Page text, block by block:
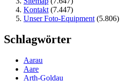
Kontakt (7.447)
Unser Foto-Equipment (5.806)
Schlagwörter
Aarau
Aare
Arth-Goldau